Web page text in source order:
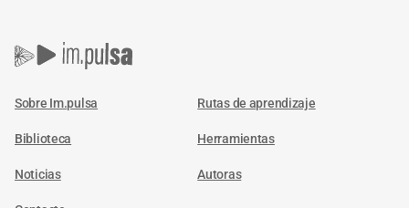
Sobre Im.pulsa Rutas de aprendizaje
Biblioteca Herramientas
Noticias Autoras